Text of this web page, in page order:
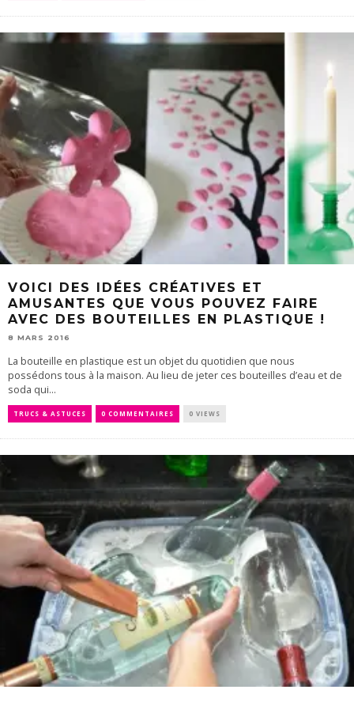
VOICI DES IDÉES CRÉATIVES ET
AMUSANTES QUE VOUS POUVEZ FAIRE
AVEC DES BOUTEILLES EN PLASTIQUE !
8 MARS 2016
La bouteille en plastique est un objet du quotidien que nous
possédons tous à la maison. Au lieu de jeter ces bouteilles d’eau et de
soda qui...
TRUCS & ASTUCES 0 COMMENTAIRES 0 VIEWS